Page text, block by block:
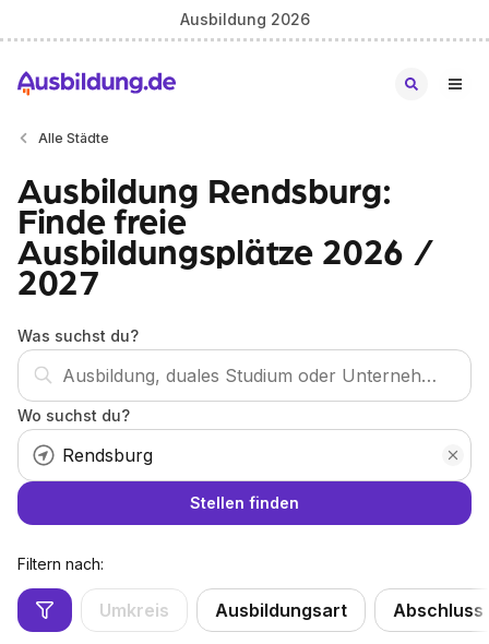
Ausbildung 2026
Alle Städte
Ausbildung Rendsburg:
Finde freie
Ausbildungsplätze 2026 /
2027
Was suchst du?
Wo suchst du?
Stellen finden
Filtern nach:
Umkreis Ausbildungsart Abschluss